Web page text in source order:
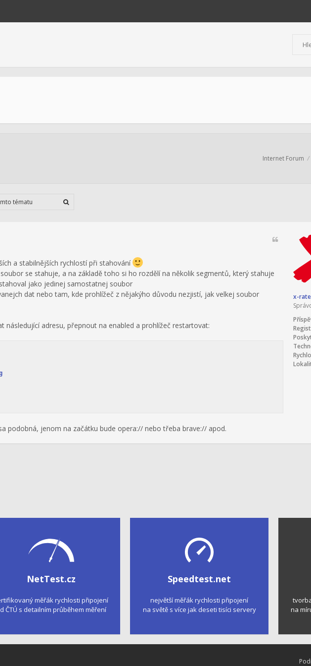
Internet Forum
x-
a stabilnějších rychlostí při stahování
se stahuje, a na základě toho si ho rozdělí na několik segmentů, který stahuje
jako jedinej samostatnej soubor
dat nebo tam, kde prohlížeč z nějakýho důvodu nezjistí, jak velkej soubor
následující adresu, přepnout na enabled a prohlížeč restartovat:
podobná, jenom na začátku bude opera:// nebo třeba brave:// apod.
NetTest.cz
měřák rychlosti připojení
ČTÚ s detailním průběhem měření
Speedtest.net
největší měřák rychlosti připojení
na světě s více jak deseti tisíci servery
na